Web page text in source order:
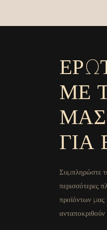
ΜΕ
ΓΙΑ
Συμπληρώστε
περισσότερες
προϊόντων μας